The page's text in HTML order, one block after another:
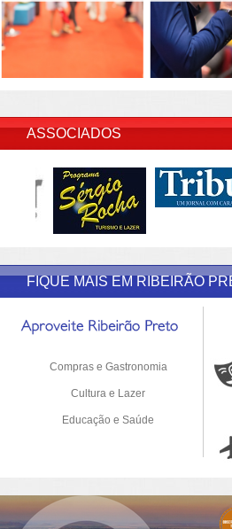
ASSOCIADOS
FIQUE MAIS EM RIBEIRÃO
Compras e Gastronomia
Cultura e Lazer
Educação e Saúde